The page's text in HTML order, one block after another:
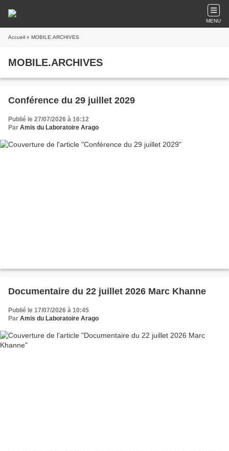
MENU
Accueil » MOBILE.ARCHIVES
MOBILE.ARCHIVES
Conférence du 29 juillet 2029
Publié le 27/07/2026 à 16:12
Par Amis du Laboratoire Arago
Documentaire du 22 juillet 2026 Marc Khanne
Publié le 17/07/2026 à 10:45
Par Amis du Laboratoire Arago